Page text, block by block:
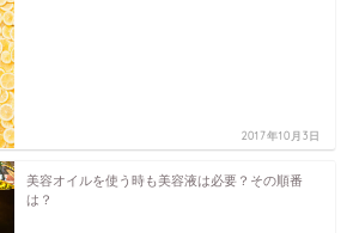
2017年10月3日
美容オイルを使う時も美容液は必要？その順番
は？